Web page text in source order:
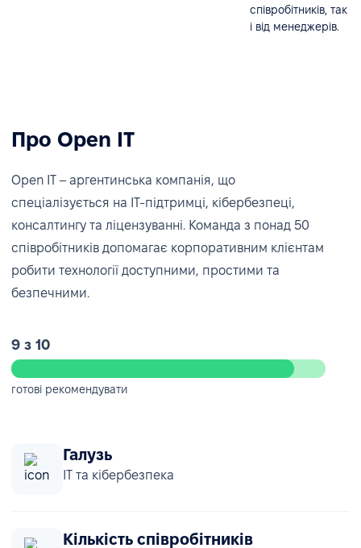
співробітників, так
і від менеджерів.
Про Open IT
Open IT – аргентинська компанія, що
спеціалізується на IT-підтримці, кібербезпеці,
консалтингу та ліцензуванні. Команда з понад 50
співробітників допомагає корпоративним клієнтам
робити технології доступними, простими та
безпечними.
9 з 10
готові рекомендувати
Галузь
IT та кібербезпека
Кількість співробітників